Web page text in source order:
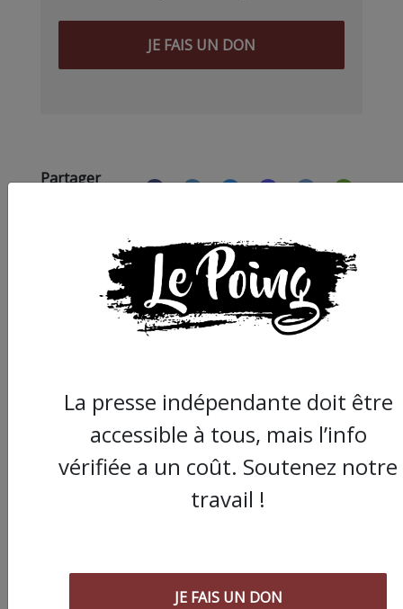
JE FAIS UN DON
Partager
ARTICLE SUIVANT :
support
Computacenter en
La presse indépendante doit être
accessible à tous, mais l’info
vérifiée a un coût. Soutenez notre
travail !
JE FAIS UN DON